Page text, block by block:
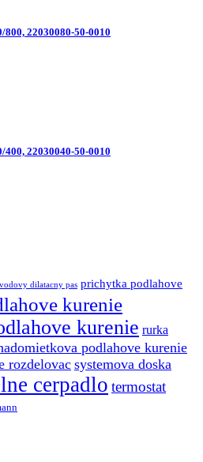
22030080-50-0010
22030040-50-0010
dilatacny pas prichytka podlahove
kurenie
kurenie rurka
podlahove kurenie
rozdelovac systemova doska
cerpadlo termostat